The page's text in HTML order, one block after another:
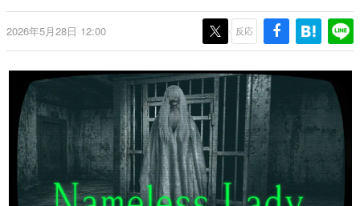
これからのデジタルゲーム市場を担う若きクリエイター達
の姿を追い、彼らのルーツと情熱を探っていきます。
ゲーム世代の作家たち
ゲームに多大な影響を受けた作家さんに取材し、ゲームが
日本のコンテンツ産業やカルチャーに与えた影響を探る企
画です。
日本モバイルゲーム産業史
日本のモバイルゲーム史における主要なトピック・タイト
ルを網羅するほか、開発者へのインタビューや識者による
解説を掲載。約20年の歴史が一望できる決定版！
2026年5月28日 12:00 反応